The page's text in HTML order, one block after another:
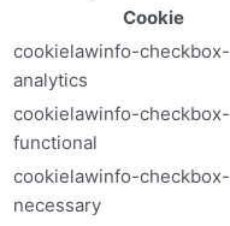
Cookie
cookielawinfo-checkbox-
analytics
cookielawinfo-checkbox-
functional
cookielawinfo-checkbox-
necessary